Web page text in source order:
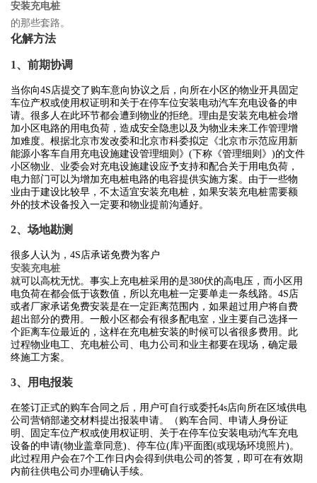
安装充电桩
的那些套路。
化解方法
1、前期协调
当你向4S店提交了购车意向协议之后，向所在小区的物业开具固定
车位产权或使用权证明和关于在停车位安装电动汽车充电设备的申
请。很多人在此环节都会遭到物业的拒绝。理由是安装充电桩会增
加小区电路的用电负荷，造成安全隐患以及为物业未来工作管理增
加难度。根据北京市发改委和北京市科委拟定《北京市示范应用新
能源小客车自用充电设施建设管理细则》(下称《管理细则》)的文件
小区物业、业委会对充电设施建设应予支持和配合关于用电负荷，
电力部门可以为增加充电桩电路的电容提供实施方案。由于一些物
业由于建设比较早，不太适宜安装充电桩，如果安装充电桩需要额
外的技术设备投入一定要和物业提前沟通好。
2、场地勘测
很多人认为，4S店承诺免费为客户
安装充电桩
就可以高枕无忧。事实上充电桩采用的是380伏的高电压，而小区用
电负荷在都会低于该数值，所以充电桩一定要单走一条线路。4S店
或者厂家承诺免费安装是在一定距离范围内，如果超过用户将自费
超出部分的费用。一般小区都会有很多配电室，业主要自己选择一
个距离车位最近的，这样在充电桩安装的时候可以省很多费用。此
过程物业电工、充电桩公司、电力公司和业主都要在现场，确定最
终施工方案。
3、用电报装
在签订正式的购车合同之后，用户可自行或委托4s店向所在区域供电
公司营销部递交材料提出报装申请。（购车合同、申请人身份证
明、固定车位产权或使用权证明、关于在停车位安装电动汽车充电
设备的申请(物业盖章同意)、停车位(库)平面图(或现场环境照片)。
此过程用户会在7个工作日内会得到供电公司的答复，即可在有效期
内前往供电公司办理确认手续。